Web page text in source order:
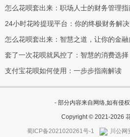
怎么花呗套出来：职场人士的财务管理指
24小时花呤提现平台：你的终极财务解
怎么花呗套出来：智慧之道，让你的金融
套了一次花呗就风控了：智慧的消费选择
支付宝花呗如何使用：一步步指南解读
- 部分内容来自网络,如有侵
Copyright © 2021-2026
蜀ICP备2021020261号-1 川公